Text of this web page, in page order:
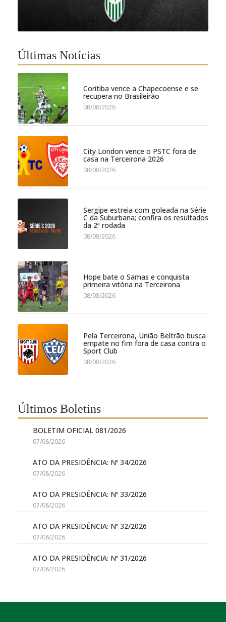
Últimas Notícias
Coritiba vence a Chapecoense e se
recupera no Brasileirão
08/08/2026
City London vence o PSTC fora de
casa na Terceirona 2026
08/08/2026
Sergipe estreia com goleada na Série
C da Suburbana; confira os resultados
da 2ª rodada
08/08/2026
Hope bate o Samas e conquista
primeira vitória na Terceirona
08/08/2026
Pela Terceirona, União Beltrão busca
empate no fim fora de casa contra o
Sport Club
08/08/2026
Últimos Boletins
BOLETIM OFICIAL 081/2026
07/08/2026
ATO DA PRESIDÊNCIA: Nº 34/2026
07/08/2026
ATO DA PRESIDÊNCIA: Nº 33/2026
07/08/2026
ATO DA PRESIDÊNCIA: Nº 32/2026
07/08/2026
ATO DA PRESIDÊNCIA: Nº 31/2026
07/08/2026